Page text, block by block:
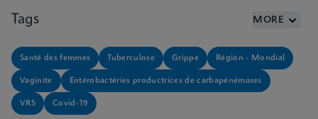
Tags MORE
Santé des femmes Tuberculose Grippe Région - Mondial
Vaginite Entérobactéries productrices de carbapénémases
VRS Covid-19